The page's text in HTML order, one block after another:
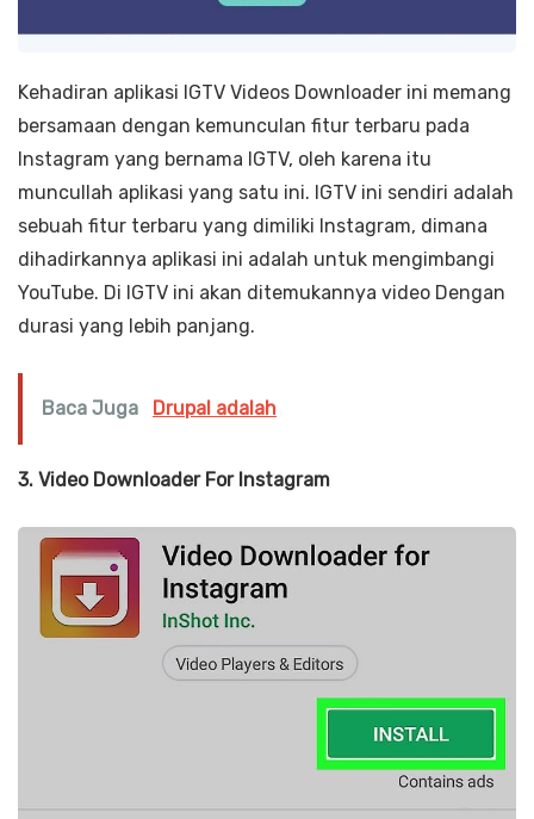
Kehadiran aplikasi IGTV Videos Downloader ini memang
bersamaan dengan kemunculan fitur terbaru pada
Instagram yang bernama IGTV, oleh karena itu
muncullah aplikasi yang satu ini. IGTV ini sendiri adalah
sebuah fitur terbaru yang dimiliki Instagram, dimana
dihadirkannya aplikasi ini adalah untuk mengimbangi
YouTube. Di IGTV ini akan ditemukannya video Dengan
durasi yang lebih panjang.
Baca Juga Drupal adalah
3. Video Downloader For Instagram